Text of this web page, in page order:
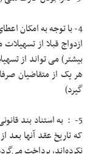
4- با توجه به امکان
ازدواج قبلا از
بیشتر) می تواند از
هر یک از متقاضیان
گیرد)
5- : به استناد بند